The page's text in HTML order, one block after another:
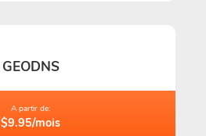
GEODNS
A partir de:
$9.95/mois